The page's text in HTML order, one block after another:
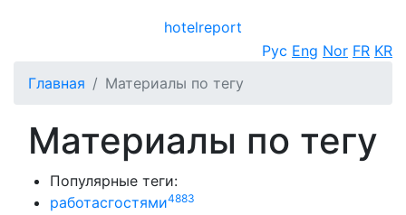
hotelreport
Рус Eng Nor FR KR
Главная
Материалы по тегу
Материалы по тегу
Популярные теги:
работасгостями4883